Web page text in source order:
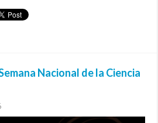
Nacional de la Ciencia